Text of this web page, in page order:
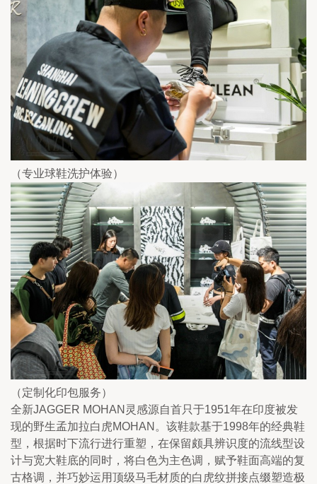
（专业球鞋洗护体验）
（定制化印包服务）
全新JAGGER MOHAN灵感源自首只于1951年在印度被发
现的野生孟加拉白虎MOHAN。该鞋款基于1998年的经典鞋
型，根据时下流行进行重塑，在保留颇具辨识度的流线型设
计与宽大鞋底的同时，将白色为主色调，赋予鞋面高端的复
古格调，并巧妙运用顶级马毛材质的白虎纹拼接点缀塑造极